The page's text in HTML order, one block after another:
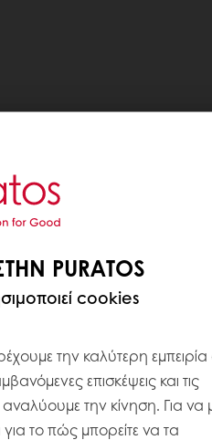
PURATOS
cookies
την καλύτερη εμπειρία
επισκέψεις και τις
την κίνηση. Για να
το πώς μπορείτε να τα